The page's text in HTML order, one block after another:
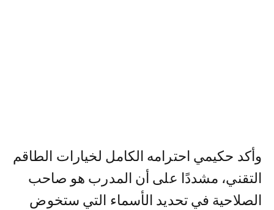
وأكد حكيمي احترامه الكامل لخيارات الطاقم
التقني، مشددًا على أن المدرب هو صاحب
الصلاحية في تحديد الأسماء التي ستخوض